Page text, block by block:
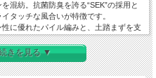
混紡。抗菌防臭を誇る“SEK”の採用と
タッチな風合いが特徴です。
に優れたパイル編みと、土踏まずを支
撃を和らげてくれます。
るリブ編みでシューズへのズレ込みを
ています。
地も軽やか。ゴルフなどのスポーツシ
きを見る ▼